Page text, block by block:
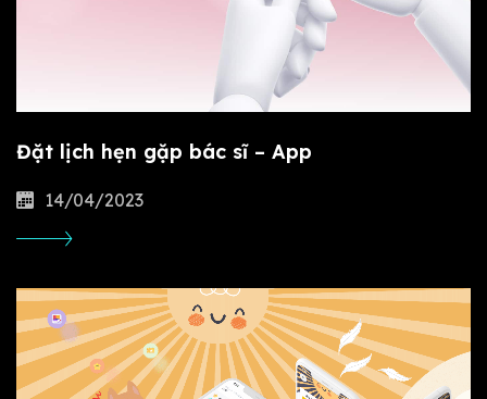
Đặt lịch hẹn gặp bác sĩ – App
14/04/2023